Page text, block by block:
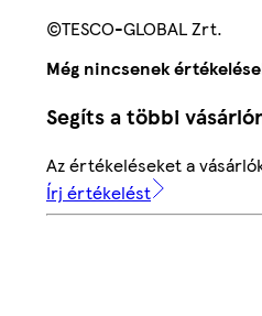
©TESCO-GLOBAL Zrt.
Még nincsenek
Segíts a többi
Az értékeléseket a
Írj értékelést